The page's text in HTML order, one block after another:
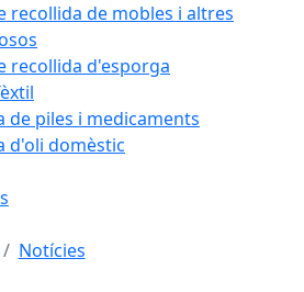
recollida de mobles i altres
recollida d'esporga
de piles i medicaments
d'oli domèstic
Notícies